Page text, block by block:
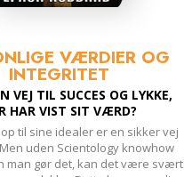
VÆRDIER OG
INTEGRITET
VEJ TIL SUCCES OG LYKKE,
HAR VIST SIT VÆRD?
til sine idealer er en sikker vej
uden Scientology knowhow
man gør det, kan det være svært